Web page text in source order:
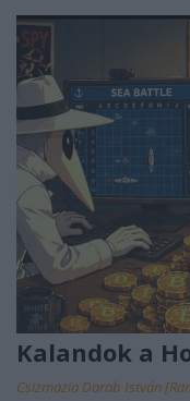
Kalandok a
Csizmazia Darab István